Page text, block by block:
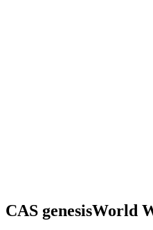
CAS genesisWorld